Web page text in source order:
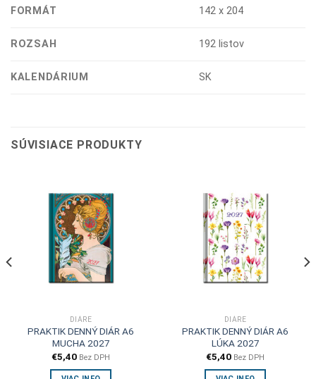
FORMÁT 142 x 204
ROZSAH 192 listov
KALENDÁRIUM SK
SÚVISIACE PRODUKTY
DIÁRE
PRAKTIK DENNÝ DIÁR A6
MUCHA 2027
€5,40 Bez DPH
DIÁRE
PRAKTIK DENNÝ DIÁR A6
LÚKA 2027
€5,40 Bez DPH